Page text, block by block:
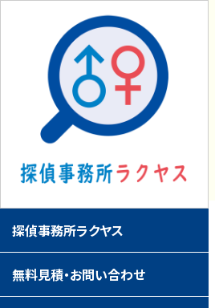
探偵事務所ラクヤス
無料見積・お問い合わせ